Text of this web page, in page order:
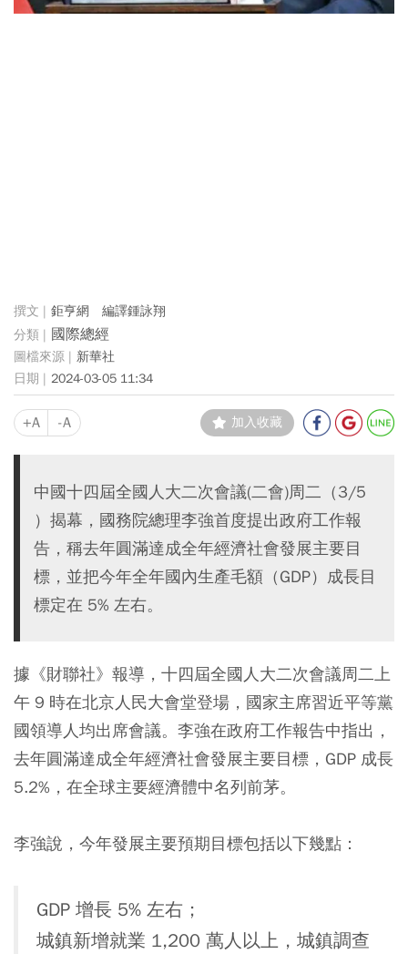
鉅亨網 編譯鍾詠翔
國際總經
新華社
2024-03-05 11:34
+A -A 加入收藏
中國十四屆全國人大二次會議(二會)周二（3/5
）揭幕，國務院總理李強首度提出政府工作報
告，稱去年圓滿達成全年經濟社會發展主要目
標，並把今年全年國內生產毛額（GDP）成長目
標定在 5% 左右。
據《財聯社》報導，十四屆全國人大二次會議周二上
午 9 時在北京人民大會堂登場，國家主席習近平等黨
國領導人均出席會議。李強在政府工作報告中指出，
去年圓滿達成全年經濟社會發展主要目標，GDP 成長
5.2%，在全球主要經濟體中名列前茅。
李強說，今年發展主要預期目標包括以下幾點：
GDP 增長 5% 左右；
城鎮新增就業 1,200 萬人以上，城鎮調查